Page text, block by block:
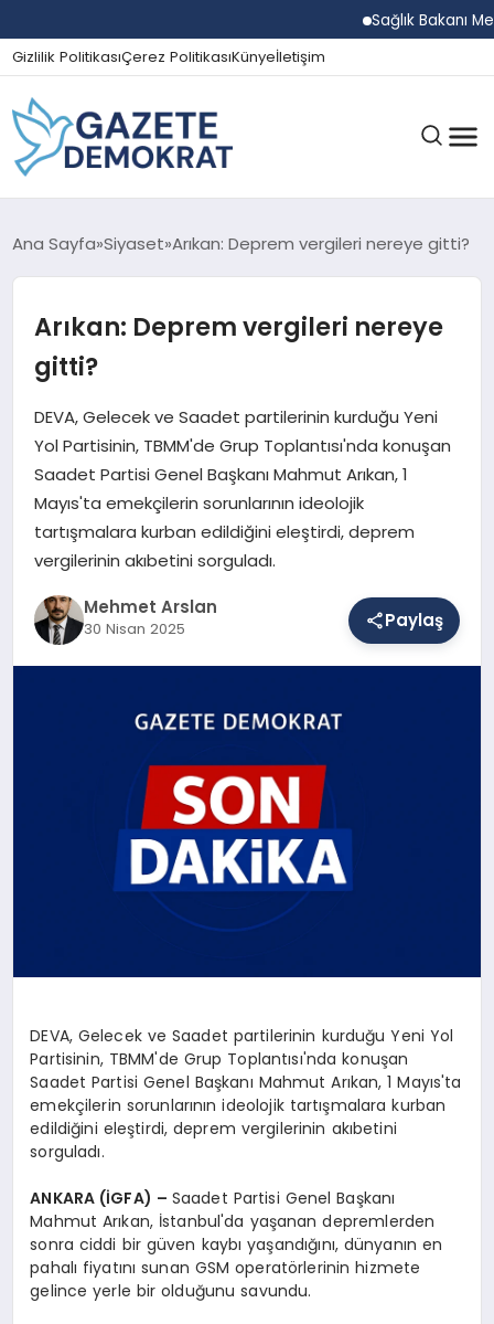
Sağlık Bakanı
Gizlilik PolitikasıÇerez PolitikasıKünyeİletişim
GÜNDEM
EKONOMI
MAGAZIN
SAĞLIK
EĞITIM
Ana Sayfa Siyaset Arıkan: Deprem vergileri nereye gitti?
Arıkan: Deprem vergileri nereye
gitti?
DEVA, Gelecek ve Saadet partilerinin kurduğu Yeni
Yol Partisinin, TBMM'de Grup Toplantısı'nda konuşan
Saadet Partisi Genel Başkanı Mahmut Arıkan, 1
Mayıs'ta emekçilerin sorunlarının ideolojik
tartışmalara kurban edildiğini eleştirdi, deprem
vergilerinin akıbetini sorguladı.
Mehmet Arslan
30 Nisan 2025 Paylaş
DEVA, Gelecek ve Saadet partilerinin kurduğu Yeni Yol
Partisinin, TBMM'de Grup Toplantısı'nda konuşan
Saadet Partisi Genel Başkanı Mahmut Arıkan, 1 Mayıs'ta
emekçilerin sorunlarının ideolojik tartışmalara kurban
edildiğini eleştirdi, deprem vergilerinin akıbetini
sorguladı.
ANKARA (İGFA) – Saadet Partisi Genel Başkanı
Mahmut Arıkan, İstanbul'da yaşanan depremlerden
sonra ciddi bir güven kaybı yaşandığını, dünyanın en
pahalı fiyatını sunan GSM operatörlerinin hizmete
gelince yerle bir olduğunu savundu.